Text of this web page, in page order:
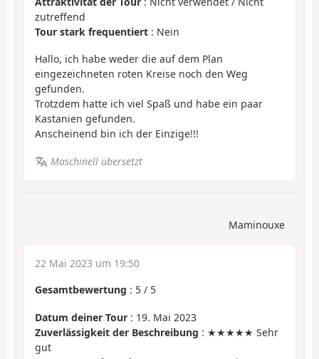
zutreffend
Tour stark frequentiert : Nein
Hallo, ich habe weder die auf dem Plan
eingezeichneten roten Kreise noch den Weg
gefunden.
Trotzdem hatte ich viel Spaß und habe ein paar
Kastanien gefunden.
Anscheinend bin ich der Einzige!!!
Maschinell übersetzt
Maminouxe
22 Mai 2023 um 19:50
Gesamtbewertung : 5 / 5
Datum deiner Tour : 19. Mai 2023
Zuverlässigkeit der Beschreibung : ★★★★★ Sehr
gut